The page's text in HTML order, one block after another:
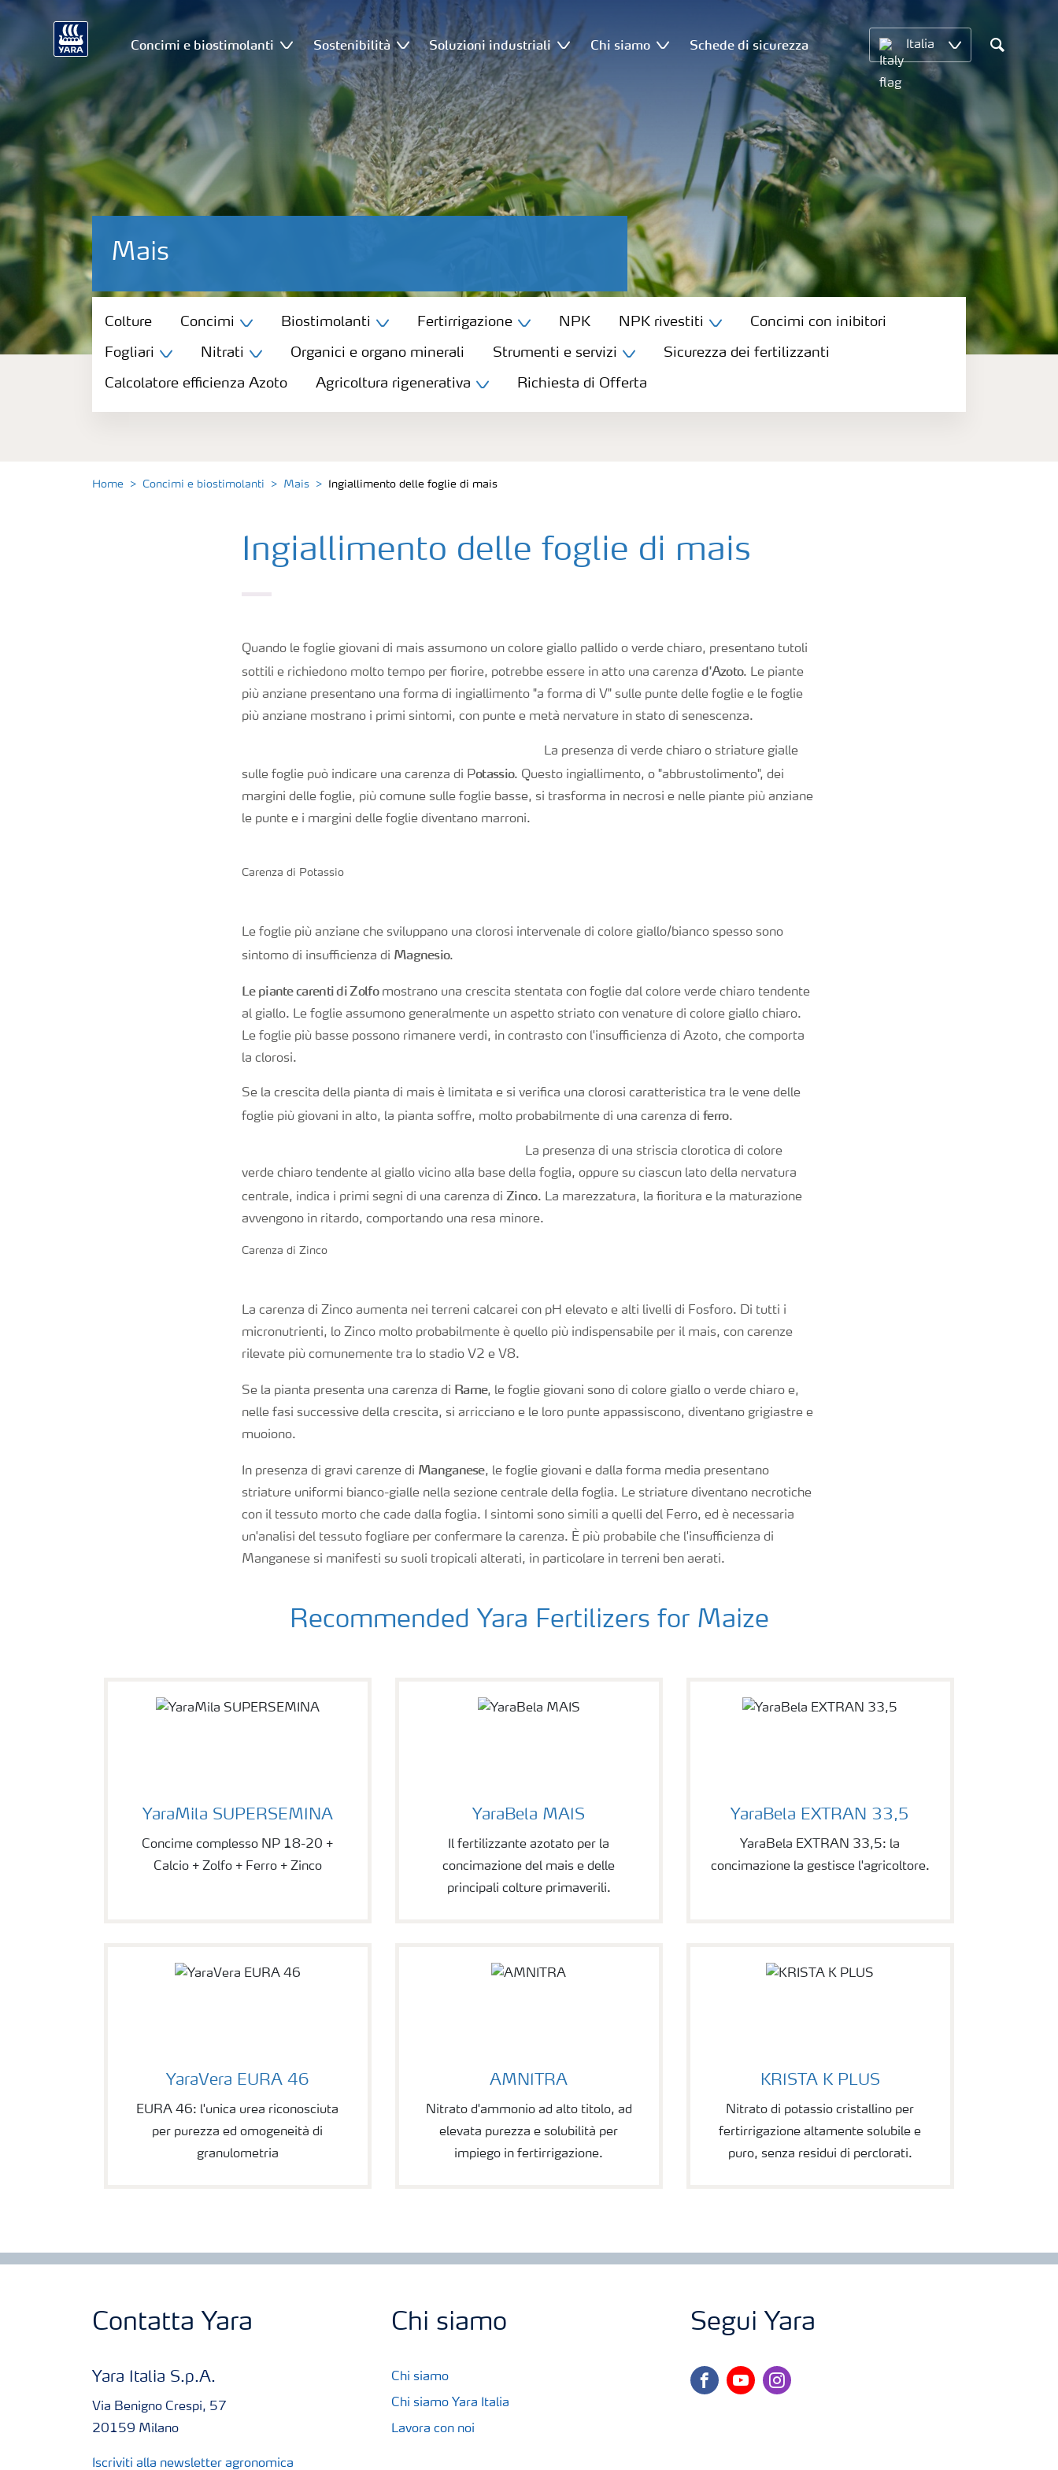
Concimi e biostimolanti Sostenibilità Soluzioni industriali Chi siamo Schede di sicurezza Italia
Search
Mais
Colture
Organici e organo minerali
Sicurezza dei fertilizzanti
Calcolatore efficienza Azoto
Colture Concimi Biostimolanti Fertirrigazione NPK NPK rivestiti Concimi con inibitori
Fogliari Nitrati Organici e organo minerali Strumenti e servizi Sicurezza dei fertilizzanti
Calcolatore efficienza Azoto Agricoltura rigenerativa Richiesta di Offerta
Home Concimi e biostimolanti Mais Ingiallimento delle foglie di mais
Ingiallimento delle foglie di mais
Quando le foglie giovani di mais assumono un colore giallo pallido o verde chiaro, presentano tutoli
sottili e richiedono molto tempo per fiorire, potrebbe essere in atto una carenza d'Azoto. Le piante
più anziane presentano una forma di ingiallimento "a forma di V" sulle punte delle foglie e le foglie
più anziane mostrano i primi sintomi, con punte e metà nervature in stato di senescenza.
La presenza di verde chiaro o striature gialle
sulle foglie può indicare una carenza di Potassio. Questo ingiallimento, o "abbrustolimento", dei
margini delle foglie, più comune sulle foglie basse, si trasforma in necrosi e nelle piante più anziane
le punte e i margini delle foglie diventano marroni.
Carenza di Potassio
Le foglie più anziane che sviluppano una clorosi intervenale di colore giallo/bianco spesso sono
sintomo di insufficienza di Magnesio.
Le piante carenti di Zolfomostrano una crescita stentata con foglie dal colore verde chiaro tendente
al giallo. Le foglie assumono generalmente un aspetto striato con venature di colore giallo chiaro.
Le foglie più basse possono rimanere verdi, in contrasto con l'insufficienza di Azoto, che comporta
la clorosi.
Se la crescita della pianta di mais è limitata e si verifica una clorosi caratteristica tra le vene delle
foglie più giovani in alto, la pianta soffre, molto probabilmente di una carenza di ferro.
La presenza di una striscia clorotica di colore
verde chiaro tendente al giallo vicino alla base della foglia, oppure su ciascun lato della nervatura
centrale, indica i primi segni di una carenza di Zinco. La marezzatura, la fioritura e la maturazione
avvengono in ritardo, comportando una resa minore.
Carenza di Zinco
La carenza di Zinco aumenta nei terreni calcarei con pH elevato e alti livelli di Fosforo. Di tutti i
micronutrienti, lo Zinco molto probabilmente è quello più indispensabile per il mais, con carenze
rilevate più comunemente tra lo stadio V2 e V8.
Se la pianta presenta una carenza di Rame, le foglie giovani sono di colore giallo o verde chiaro e,
nelle fasi successive della crescita, si arricciano e le loro punte appassiscono, diventano grigiastre e
muoiono.
In presenza di gravi carenze di Manganese, le foglie giovani e dalla forma media presentano
striature uniformi bianco-gialle nella sezione centrale della foglia. Le striature diventano necrotiche
con il tessuto morto che cade dalla foglia. I sintomi sono simili a quelli del Ferro, ed è necessaria
un'analisi del tessuto fogliare per confermare la carenza. È più probabile che l'insufficienza di
Manganese si manifesti su suoli tropicali alterati, in particolare in terreni ben aerati.
Recommended Yara Fertilizers for Maize
YaraMila SUPERSEMINA
Concime complesso NP 18-20 +
Calcio + Zolfo + Ferro + Zinco
YaraBela MAIS
Il fertilizzante azotato per la
concimazione del mais e delle
principali colture primaverili.
YaraBela EXTRAN 33,5
YaraBela EXTRAN 33,5: la
concimazione la gestisce l'agricoltore.
YaraVera EURA 46
EURA 46: l'unica urea riconosciuta
per purezza ed omogeneità di
granulometria
AMNITRA
Nitrato d'ammonio ad alto titolo, ad
elevata purezza e solubilità per
impiego in fertirrigazione.
KRISTA K PLUS
Nitrato di potassio cristallino per
fertirrigazione altamente solubile e
puro, senza residui di perclorati.
Contatta Yara
Yara Italia S.p.A.
Via Benigno Crespi, 57
20159 Milano
Iscriviti alla newsletter agronomica
Chi siamo
Chi siamo
Chi siamo Yara Italia
Lavora con noi
Segui Yara
facebookyoutubeinstagram